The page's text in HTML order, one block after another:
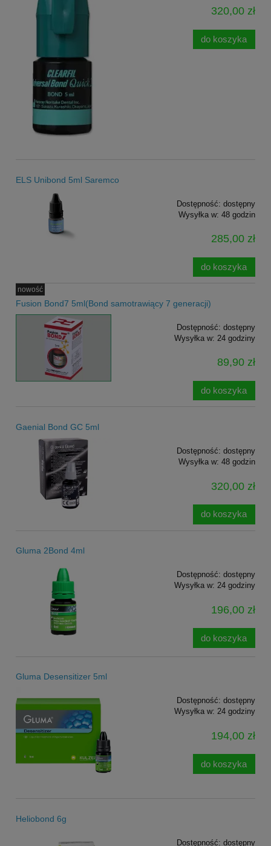
320,00 zł
do koszyka
ELS Unibond 5ml Saremco
Dostępność: dostępny
Wysyłka w: 48 godzin
285,00 zł
do koszyka
Fusion Bond7 5ml(Bond samotrawiący 7 generacji)
Dostępność: dostępny
Wysyłka w: 24 godziny
89,90 zł
do koszyka
nowość
Gaenial Bond GC 5ml
Dostępność: dostępny
Wysyłka w: 48 godzin
320,00 zł
do koszyka
Gluma 2Bond 4ml
Dostępność: dostępny
Wysyłka w: 24 godziny
196,00 zł
do koszyka
Gluma Desensitizer 5ml
Dostępność: dostępny
Wysyłka w: 24 godziny
194,00 zł
do koszyka
Heliobond 6g
Dostępność: dostępny